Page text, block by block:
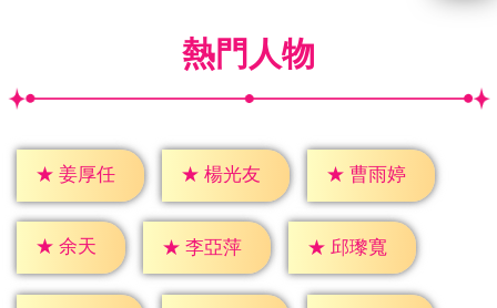
熱門人物
★ 姜厚任 ★ 楊光友 ★ 曹雨婷
★ 余天 ★ 李亞萍 ★ 邱瓈寬